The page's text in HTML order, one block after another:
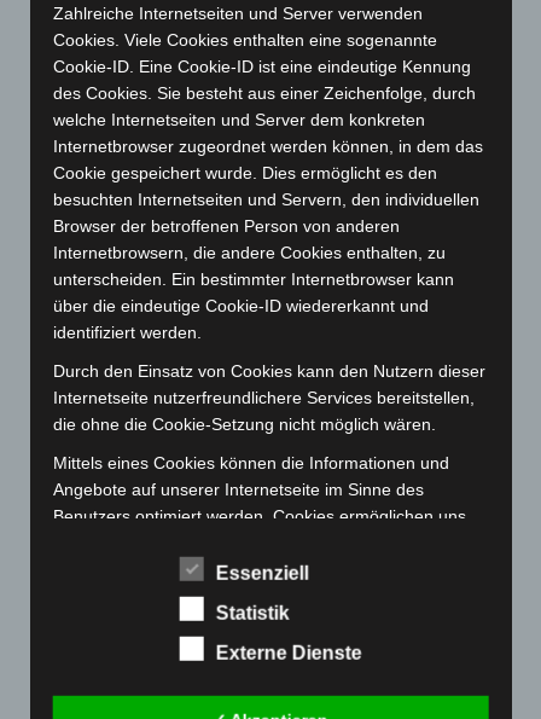
Juli 2023(118)
Juni 2023(142)
Mai 2023(139)
April 2023(155)
März 2023(174)
Februar 2023(154)
Januar 2023(140)
Dezember 2022(130)
November 2022(167)
Oktober 2022(166)
September 2022(205)
August 2022(166)
Juni 2022(167)
Mai 2022(177)
(189)
Dezember 2021(204)
Zahlreiche Internetseiten und Server verwenden
Cookies. Viele Cookies enthalten eine sogenannte
Cookie-ID. Eine Cookie-ID ist eine eindeutige Kennung
des Cookies. Sie besteht aus einer Zeichenfolge, durch
welche Internetseiten und Server dem konkreten
Internetbrowser zugeordnet werden können, in dem das
Cookie gespeichert wurde. Dies ermöglicht es den
besuchten Internetseiten und Servern, den individuellen
Browser der betroffenen Person von anderen
Internetbrowsern, die andere Cookies enthalten, zu
unterscheiden. Ein bestimmter Internetbrowser kann
über die eindeutige Cookie-ID wiedererkannt und
identifiziert werden.
Durch den Einsatz von Cookies kann den Nutzern dieser
Internetseite nutzerfreundlichere Services bereitstellen,
die ohne die Cookie-Setzung nicht möglich wären.
Mittels eines Cookies können die Informationen und
Angebote auf unserer Internetseite im Sinne des
Benutzers optimiert werden. Cookies ermöglichen uns,
wiederzuerkennen. Zweck dieser Wiedererkennung ist
es, den Nutzern die Verwendung unserer Internetseite
zu erleichtern. Der Benutzer einer Internetseite, die
Cookies verwendet, muss beispielsweise nicht bei jedem
eingeben, weil dies von der Internetseite und dem auf
Essenziell
Statistik
Externe Dienste